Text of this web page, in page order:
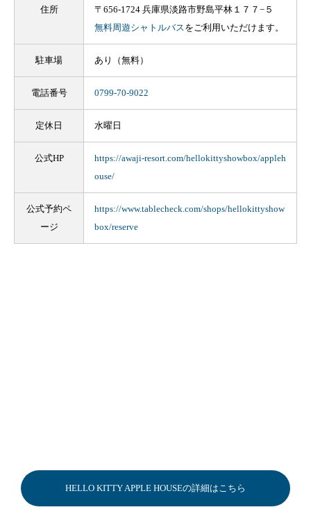
住所
〒656-1724 兵庫県淡路市野島平林１７７−５
無料周遊シャトルバス をご利用いただけます。
駐車場 あり（無料）
電話番号 0799-70-9022
定休日 水曜日
公式HP
https://awaji-resort.com/hellokittyshowbox/appleh
ouse/
公式予約ペ
ージ
https://www.tablecheck.com/shops/hellokittyshow
box/reserve
HELLO KITTY APPLE HOUSEの詳細はこちら